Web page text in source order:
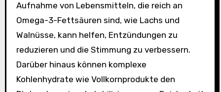
Aufnahme von Lebensmitteln, die reich an
Omega-3-Fettsäuren sind, wie Lachs und
Walnüsse, kann helfen, Entzündungen zu
reduzieren und die Stimmung zu verbessern.
Darüber hinaus können komplexe
Kohlenhydrate wie Vollkornprodukte den